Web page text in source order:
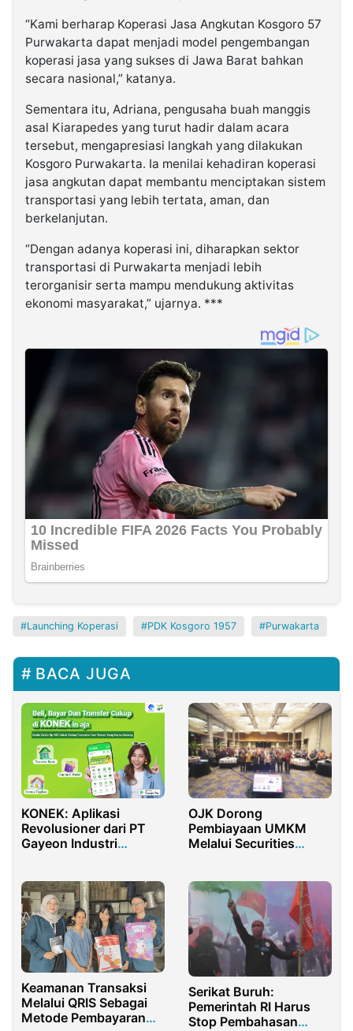
“Kami berharap Koperasi Jasa Angkutan Kosgoro 57
Purwakarta dapat menjadi model pengembangan
koperasi jasa yang sukses di Jawa Barat bahkan
secara nasional,” katanya.
Sementara itu, Adriana, pengusaha buah manggis
asal Kiarapedes yang turut hadir dalam acara
tersebut, mengapresiasi langkah yang dilakukan
Kosgoro Purwakarta. Ia menilai kehadiran koperasi
jasa angkutan dapat membantu menciptakan sistem
transportasi yang lebih tertata, aman, dan
berkelanjutan.
“Dengan adanya koperasi ini, diharapkan sektor
transportasi di Purwakarta menjadi lebih
terorganisir serta mampu mendukung aktivitas
ekonomi masyarakat,” ujarnya. ***
Launching Koperasi PDK Kosgoro 1957 Purwakarta
BACA JUGA
KONEK: Aplikasi
Revolusioner dari PT
Gayeon Industri
Pembayaran Digital
OJK Dorong
Pembiayaan UMKM
Melalui Securities
Keamanan Transaksi
Melalui QRIS Sebagai
Metode Pembayaran
Serikat Buruh:
Pemerintah RI Harus
Stop Pembahasan